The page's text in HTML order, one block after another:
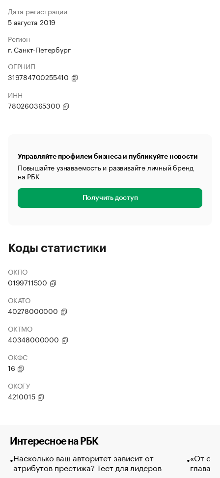
Дата регистрации
5 августа 2019
Регион
г. Санкт-Петербург
ОГРНИП
319784700255410
ИНН
780260365300
Управляйте профилем бизнеса и публикуйте новости
Повышайте узнаваемость и развивайте личный бренд
на РБК
Получить доступ
Коды статистики
ОКПО
0199711500
ОКАТО
40278000000
ОКТМО
40348000000
ОКФС
16
ОКОГУ
4210015
Интересное на РБК
Насколько ваш авторитет зависит от
атрибутов престижа? Тест для лидеров
«От
глава